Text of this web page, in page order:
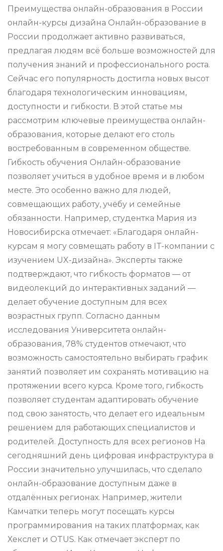
Преимущества онлайн-образования в России
онлайн-курсы дизайна Онлайн-образование в
России продолжает активно развиваться,
предлагая людям всё больше возможностей для
получения знаний и профессионального роста.
Сейчас его популярность достигла новых высот
благодаря технологическим инновациям,
доступности и гибкости. В этой статье мы
рассмотрим ключевые преимущества онлайн-
образования, которые делают его столь
востребованным в современном обществе.
Гибкость обучения Онлайн-образование
позволяет учиться в удобное время и в любом
месте. Это особенно важно для людей,
совмещающих работу, учёбу и семейные
обязанности. Например, студентка Мария из
Новосибирска отмечает: «Благодаря онлайн-
курсам я могу совмещать работу в IT-компании с
изучением UX-дизайна». Эксперты также
подтверждают, что гибкость форматов — от
видеолекций до интерактивных заданий —
делает обучение доступным для всех
возрастных групп. Согласно данным
исследования Университета онлайн-
образования, 78% студентов отмечают, что
возможность самостоятельно выбирать график
занятий позволяет им сохранять мотивацию на
протяжении всего курса. Кроме того, гибкость
позволяет студентам адаптировать обучение
под свою занятость, что делает его идеальным
решением для работающих специалистов и
родителей. Доступность для всех регионов На
сегодняшний день цифровая инфраструктура в
России значительно улучшилась, что сделало
онлайн-образование доступным даже в
отдалённых регионах. Например, жители
Камчатки теперь могут посещать курсы
программирования на таких платформах, как
Хекслет и OTUS. Как отмечает эксперт по